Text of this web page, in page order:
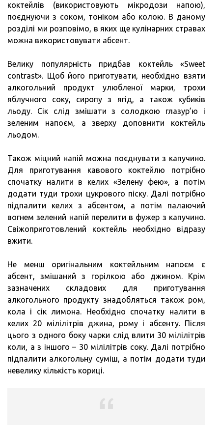
коктейлів (використовують мікродози напою),
поєднуючи з соком, тоніком або колою. В даному
розділі ми розповімо, в яких ще кулінарних стравах
можна використовувати абсент.
Велику популярність придбав коктейль «Sweet
contrast». Щоб його приготувати, необхідно взяти
алкогольний продукт улюбленої марки, трохи
яблучного соку, сиропу з ягід, а також кубиків
льоду. Сік слід змішати з солодкою глазур’ю і
зеленим напоєм, а зверху доповнити коктейль
льодом.
Також міцний напій можна поєднувати з капучино.
Для приготування кавового коктейлю потрібно
спочатку налити в келих «Зелену фею», а потім
додати туди трохи цукрового піску. Далі потрібно
підпалити келих з абсентом, а потім палаючий
вогнем зелений напій перелити в фужер з капучино.
Свіжоприготовлений коктейль необхідно відразу
вжити.
Не менш оригінальним коктейльним напоєм є
абсент, змішаний з горілкою або джином. Крім
зазначених складових для приготування
алкогольного продукту знадобляться також ром,
кола і сік лимона. Необхідно спочатку налити в
келих 20 мілілітрів джина, рому і абсенту. Після
цього з одного боку чарки слід влити 30 мілілітрів
коли, а з іншого – 30 мілілітрів соку. Далі потрібно
підпалити алкогольну суміш, а потім додати туди
невелику кількість кориці.